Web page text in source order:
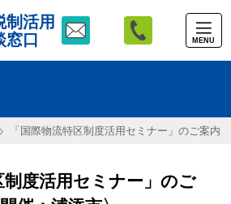
制活用
窓口
MENU
「国際物流特区制度活用セミナー」のご案内
制度活用セミナー」のご